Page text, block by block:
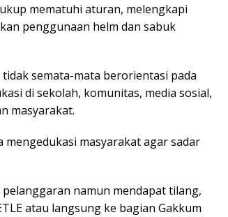
mematuhi aturan, melengkapi
penggunaan helm dan sabuk
semata-mata berorientasi pada
di sekolah, komunitas, media sosial,
masyarakat.
masyarakat agar sadar
namun mendapat tilang,
atau langsung ke bagian Gakkum